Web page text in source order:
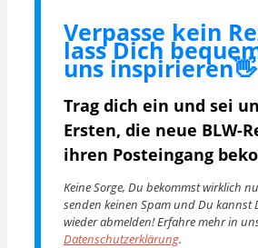
Verpasse kein
lass Dich
uns inspirieren👋
Trag dich ein und sei
Ersten, die neue BLW-
ihren Posteingang
Keine Sorge, Du bekommst wirklich
senden keinen Spam und Du kannst
wieder abmelden! Erfahre mehr in
Datenschutzerklärung.